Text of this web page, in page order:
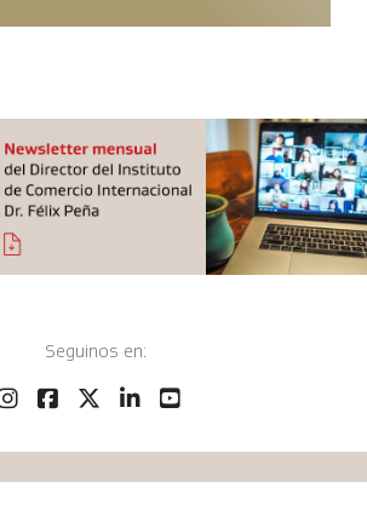
Seguinos en: